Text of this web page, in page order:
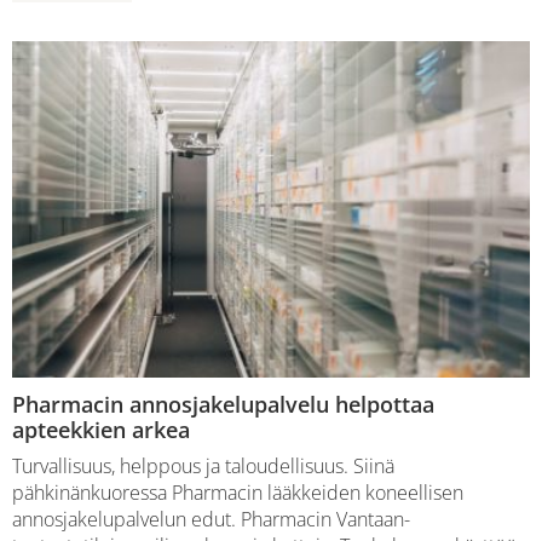
Pharmacin annosjakelupalvelu helpottaa
apteekkien arkea
Turvallisuus, helppous ja taloudellisuus. Siinä
pähkinänkuoressa Pharmacin lääkkeiden koneellisen
annosjakelupalvelun edut. Pharmacin Vantaan-